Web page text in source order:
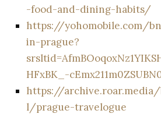
-food-and-dining-habits/
https://yohomobile.com/
in-prague?
HFxBK_-
https://
l/prague-travelogue